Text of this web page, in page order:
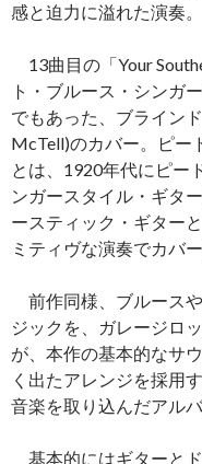
感と迫力に溢れた演奏。
13曲目の「Your
ト・ブルース・シンガ
でもあった、ブライン
McTell)のカバー。ピー
とは、1920年代にピー
ンガースタイル・ギタ
ースティック・ギター
ミティヴな演奏でカバ
前作同様、ブルース
ジックを、ガレージロ
が、本作の基本的なサ
く出たアレンジを採用
音楽を取り込んだアル
基本的にはギターと